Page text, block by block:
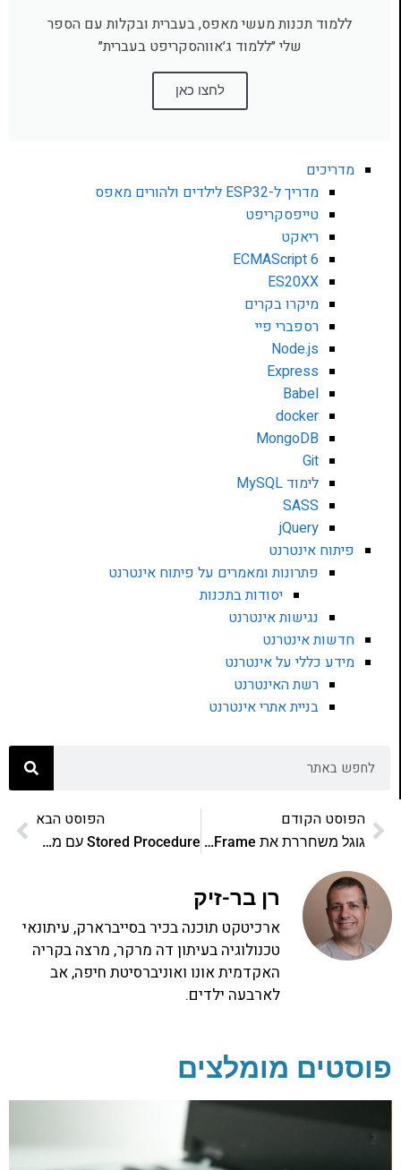
ללמוד תכנות מעשי מאפס, בעברית ובקלות עם הספר
שלי ״ללמוד ג׳אווהסקריפט בעברית״
לחצו כאן
מדריכים
מדריך ל-ESP32 לילדים ולהורים מאפס
טייפסקריפט
ריאקט
ECMAScript 6
ES20XX
מיקרו בקרים
רספברי פיי
Node.js
Express
Babel
docker
MongoDB
Git
לימוד MySQL
SASS
jQuery
פיתוח אינטרנט
פתרונות ומאמרים על פיתוח אינטרנט
יסודות בתכנות
נגישות אינטרנט
חדשות אינטרנט
מידע כללי על אינטרנט
רשת האינטרנט
בניית אתרי אינטרנט
הפוסט הקודם
גוגל משחררת את Chrome Frame – פלאגין למשתמשי אינטרנט אקספלורר
הפוסט הבא
Stored Procedure עם משתנים ב-MySQL
רן בר-זיק
ארכיטקט תוכנה בכיר בסייברארק, עיתונאי
טכנולוגיה בעיתון דה מרקר, מרצה בקריה
האקדמית אונו ואוניברסיטת חיפה, אב
לארבעה ילדים.
פוסטים מומלצים